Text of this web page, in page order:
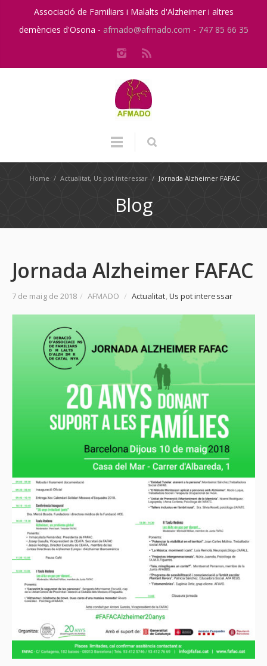
Associació de Familiars i Malalts d'Alzheimer i altres
demències d'Osona - afmado@afmado.com - 747 85 66 35
Home / Actualitat, Us pot interessar / Jornada Alzheimer FAFAC
Blog
Jornada Alzheimer FAFAC
7 de maig de 2018 / AFMADO / Actualitat,Us pot interessar